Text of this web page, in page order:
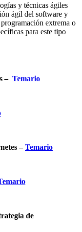
y técnicas ágiles
ágil del software y
extrema o
para este tipo
– Temario
–Temario
de